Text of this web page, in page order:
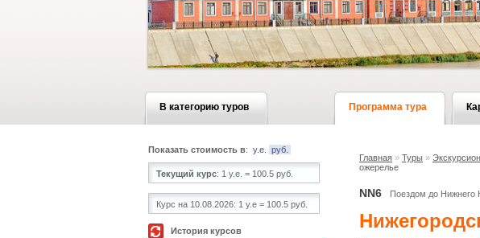
В категорию туров Программа тура
Главная » Туры »
ожерелье
NN6 Поездом до Нижнего
Показать стоимость в: у.е. руб.
Текущий курс: 1 у.е. = 100.5 руб.
Курс на 10.08.2026: 1 у.е = 100.5 руб.
История курсов